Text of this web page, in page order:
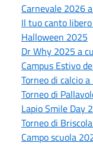
Carnevale 2026
Il tuo canto
Halloween 2025
Dr Why 2025 a
Campus Estivo
Torneo di calcio a
Torneo di
Lapio Smile Day
Torneo di
Campo scuola